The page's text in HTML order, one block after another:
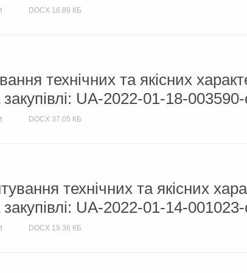
DOCX 16.89 КБ
технічних та якісних
UA-2022-01-18-
DOCX 37.05 КБ
технічних та якісних
UA-2022-01-14-001023-
DOCX 19.36 КБ